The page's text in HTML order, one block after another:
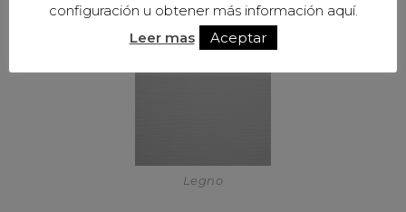
Legno
configuración u obtener más información aquí.
Leer mas
Aceptar